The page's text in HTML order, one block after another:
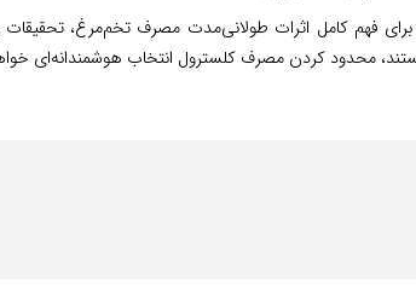
فهم کامل اثرات طولانی‌مدت مصرف تخم‌مرغ، تحقیقات
محدود کردن مصرف کلسترول انتخاب هوشمندانه‌ای